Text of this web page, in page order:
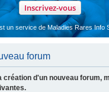
Inscrivez-vous
un service de Maladies Rares Info
forum
création d'un nouveau forum,